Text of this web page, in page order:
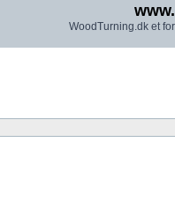
WoodTurning.dk et